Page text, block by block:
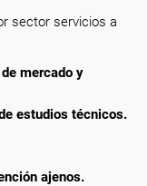
sector servicios a
mercado y
estudios técnicos.
ajenos.